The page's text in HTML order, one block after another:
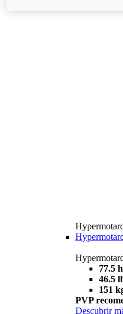
77.5
46.5
151
PVP
Descubrir